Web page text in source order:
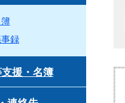
録
援・名簿